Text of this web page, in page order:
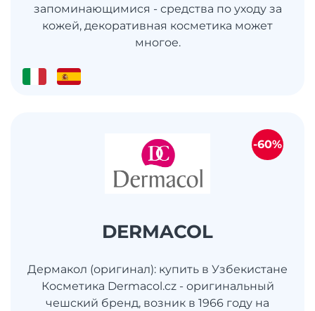
запоминающимися - средства по уходу за
кожей, декоративная косметика может
многое.
DERMACOL
Дермакол (оригинал): купить в Узбекистане
Косметика Dermacol.cz - оригинальный
чешский бренд, возник в 1966 году на
-60%